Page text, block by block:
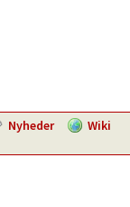
Nyheder Wiki